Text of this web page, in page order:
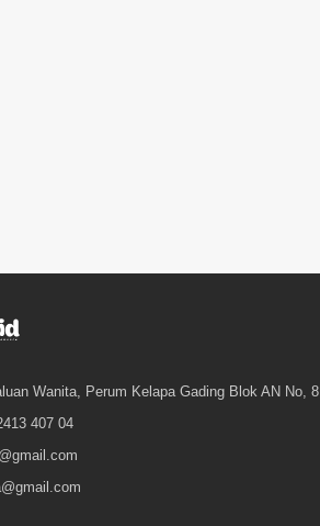
Wanita, Perum Kelapa Gading Blok AN No, 8
407 04